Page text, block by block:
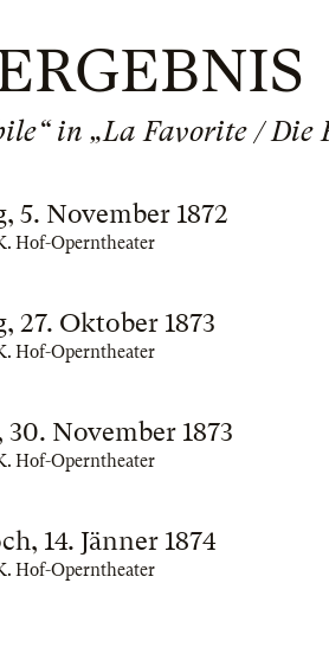
in „La Favorite / Die
5. November 1872
Hof-Operntheater
27. Oktober 1873
Hof-Operntheater
November 1873
Hof-Operntheater
14. Jänner 1874
Hof-Operntheater